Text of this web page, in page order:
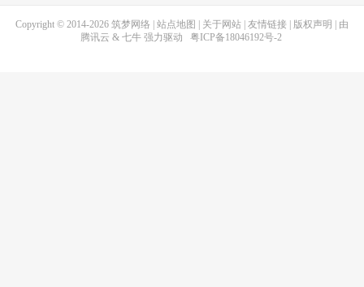
Copyright © 2014-2026 筑梦网络 站点地图 关于网站 友情链接 版权声明
| 由
腾讯云 & 七牛强力驱动 粤ICP备18046192号-2